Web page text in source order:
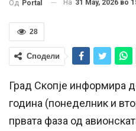
Од Portal На 31 May, 2026 во
28
Сподели
Град Скопје информира
година (понеделник и
првата фаза од